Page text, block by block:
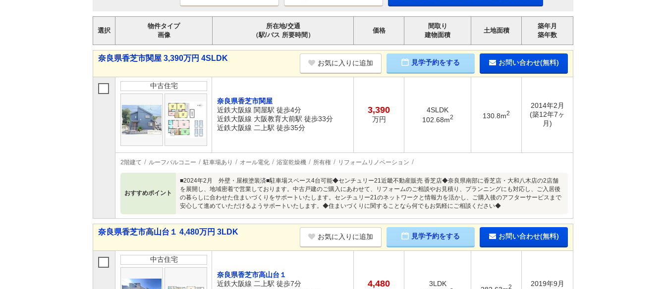
選択
物件タイプ
画像
所在地/交通
（駅/バス 所要時間）
価格
間取り
建物面積
土地面積
築年月
築年数
奈良県香芝市関屋 3,390万円 4SLDK
お気に入りに追加 見学予約をする お問い合わせ(無料)
中古住宅
奈良県香芝市関屋
近鉄大阪線 関屋駅 徒歩4分
近鉄大阪線 大阪教育大前駅 徒歩33分
近鉄大阪線 二上駅 徒歩35分
3,390
万円
4SLDK
102.68m2 130.8m2
2014年2月
(築12年7ヶ
月)
2階建て ルーフバルコニー 駐車場あり オール電化 浴室乾燥機 所有権 リフォームリノベーション
おすすめポイント
■2024年2月 外壁・屋根塗装済■駐車場スペース4台可能◆センチュリー21近畿不動産販売 香芝店◆奈良県南部に香芝店・大和八木店の2店舗
を展開し、地域密着で営業しております。中古戸建のご購入にあわせて、リフォームのご相談やお見積り、プランニングにも対応し、ご入居後
の暮らしに合わせた住まいづくりをサポートいたします。センチュリー21のネットワークと情報力を活かし、ご購入後のアフターサービスまで
安心して進めていただけるようサポートいたします。◆住まいづくりに関することなら何でもお気軽にご相談ください◆
奈良県香芝市高山台１ 4,480万円 3LDK
お気に入りに追加 見学予約をする お問い合わせ(無料)
中古住宅
奈良県香芝市高山台１
近鉄大阪線 二上駅 徒歩7分
4,480
3LDK
2
2019年9月